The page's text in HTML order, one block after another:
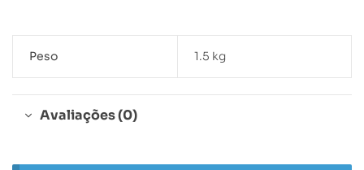
Peso 1.5 kg
Avaliações (0)